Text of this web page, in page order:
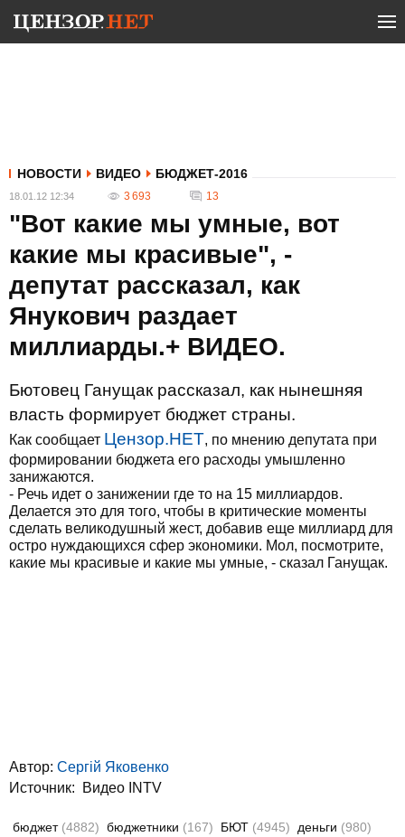
НОВОСТИ ВИДЕО БЮДЖЕТ-2016
18.01.12 12:34 3 693 13
"Вот какие мы умные, вот
какие мы красивые", -
депутат рассказал, как
Янукович раздает
миллиарды.+ ВИДЕО.
Бютовец Ганущак рассказал, как нынешняя
власть формирует бюджет страны.
Как сообщает Цензор.НЕТ, по мнению депутата при
формировании бюджета его расходы умышленно
занижаются.
- Речь идет о занижении где то на 15 миллиардов.
Делается это для того, чтобы в критические моменты
сделать великодушный жест, добавив еще миллиард для
остро нуждающихся сфер экономики. Мол, посмотрите,
какие мы красивые и какие мы умные, - сказал Ганущак.
Автор: Сергій Яковенко
Источник:
Видео INTV
бюджет (4882) бюджетники (167) БЮТ (4945) деньги (980)